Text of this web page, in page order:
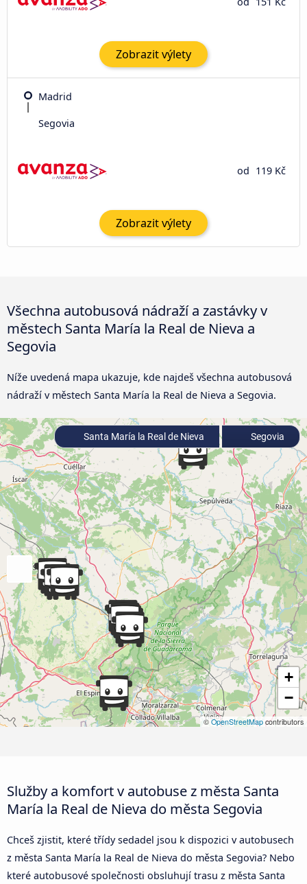
Zobrazit výlety
Madrid
Segovia
od 119 Kč
Zobrazit výlety
Všechna autobusová nádraží a zastávky v
městech Santa María la Real de Nieva a
Segovia
Níže uvedená mapa ukazuje, kde najdeš všechna autobusová
nádraží v městech Santa María la Real de Nieva a Segovia.
+
−
©OpenStreetMap contributors
Santa María la Real de Nieva Segovia
Služby a komfort v autobuse z města Santa
María la Real de Nieva do města Segovia
Chceš zjistit, které třídy sedadel jsou k dispozici v autobusech
z města Santa María la Real de Nieva do města Segovia? Nebo
které autobusové společnosti obsluhují trasu z města Santa